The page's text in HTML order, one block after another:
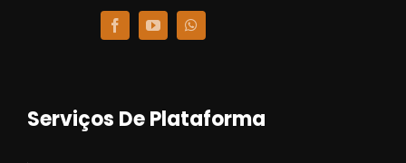
Serviços De Plataforma